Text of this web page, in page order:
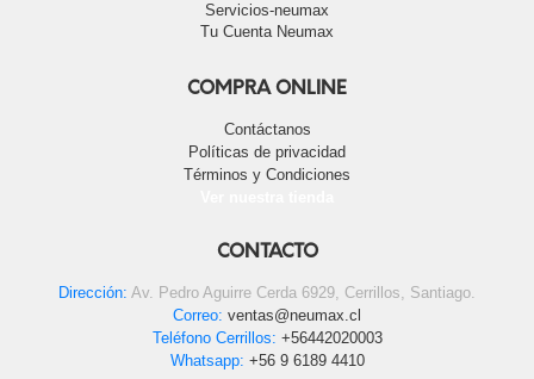
Servicios-neumax
Tu Cuenta Neumax
COMPRA ONLINE
Contáctanos
Políticas de privacidad
Términos y Condiciones
CONTACTO
Dirección: Av. Pedro Aguirre Cerda 6929, Cerrillos, Santiago.
Correo: ventas@neumax.cl
Teléfono Cerrillos: +56442020003
Whatsapp: +56 9 6189 4410